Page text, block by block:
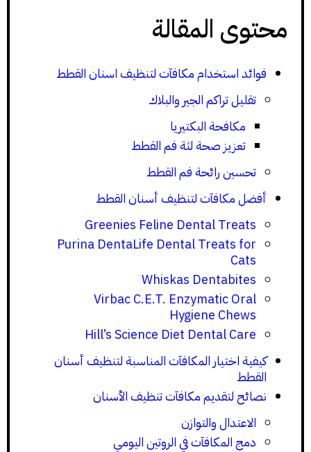
محتوى المقالة
فوائد استخدام مكافآت لتنظيف اسنان القطط
تقليل تراكم الجير والبلاك
مكافحة البكتيريا
تعزيز صحة لثة فم القطط
تحسين رائحة فم القطط
أفضل مكافآت لتنظيف أسنان القطط
Greenies Feline Dental Treats
Purina DentaLife Dental Treats for
Cats
Whiskas Dentabites
Virbac C.E.T. Enzymatic Oral
Hygiene Chews
Hill’s Science Diet Dental Care
كيفية اختيار المكافآت المناسبة لتنظيف أسنان
القطط
نصائح لتقديم مكافآت تنظيف الأسنان
الاعتدال والتوازن
دمج المكافآت في الروتين اليومي